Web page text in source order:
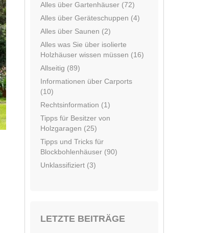
Alles über Gartenhäuser (72)
Alles über Geräteschuppen (4)
Alles über Saunen (2)
Alles was Sie über isolierte
Holzhäuser wissen müssen (16)
Allseitig (89)
Informationen über Carports
(10)
Rechtsinformation (1)
Tipps für Besitzer von
Holzgaragen (25)
Tipps und Tricks für
Blockbohlenhäuser (90)
Unklassifiziert (3)
LETZTE BEITRÄGE